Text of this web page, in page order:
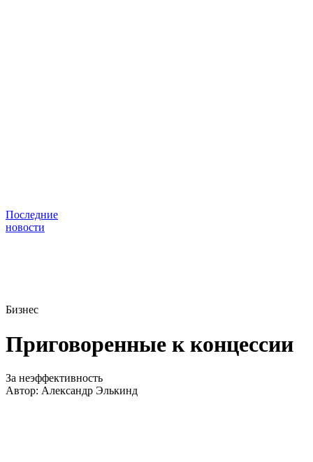
Последние
новости
Бизнес
Приговоренные к концессии
За неэффективность
Автор: Александр Элькинд